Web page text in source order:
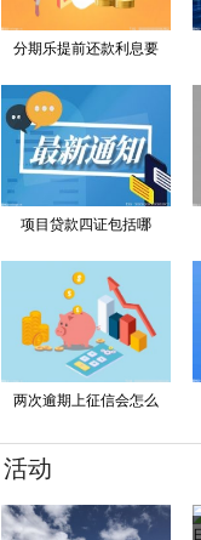
分期乐提前还款利息要
全...
项目贷款四证包括哪
些？...
两次逾期上征信会怎么
活动